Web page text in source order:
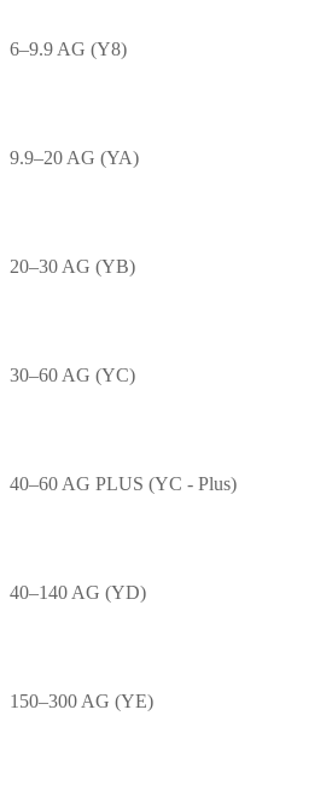
6–9.9 AG (Y8)
9.9–20 AG (YA)
20–30 AG (YB)
30–60 AG (YC)
40–60 AG PLUS (YC - Plus)
40–140 AG (YD)
150–300 AG (YE)